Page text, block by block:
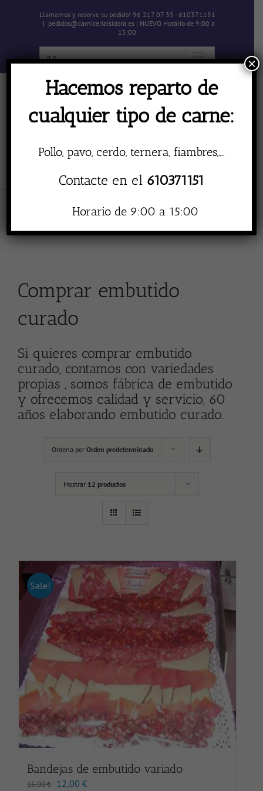
Llamamos y reserve su pedido! 96 217 07 35 - 610371151
| pedidos@carniceriaisidora.es | NUEVO Horario de 9:00 a
15:00
Ir a...
Embutido curado
Comprar embutido
curado
Si quieres comprar embutido
curado, contamos con variedades
propias , somos fábrica de embutido
y ofrecemos calidad y servicio, 60
años elaborando embutido curado.
Ordena por Orden predeterminado
Mostrar 12 productos
Sale!
Bandejas de embutido variado
15,00€ El
12,00 €
Hacemos reparto de
cualquier tipo de carne:
Pollo, pavo, cerdo, ternera, fiambres,….
Contacte en el 610371151
Horario de 9:00 a 15:00
×